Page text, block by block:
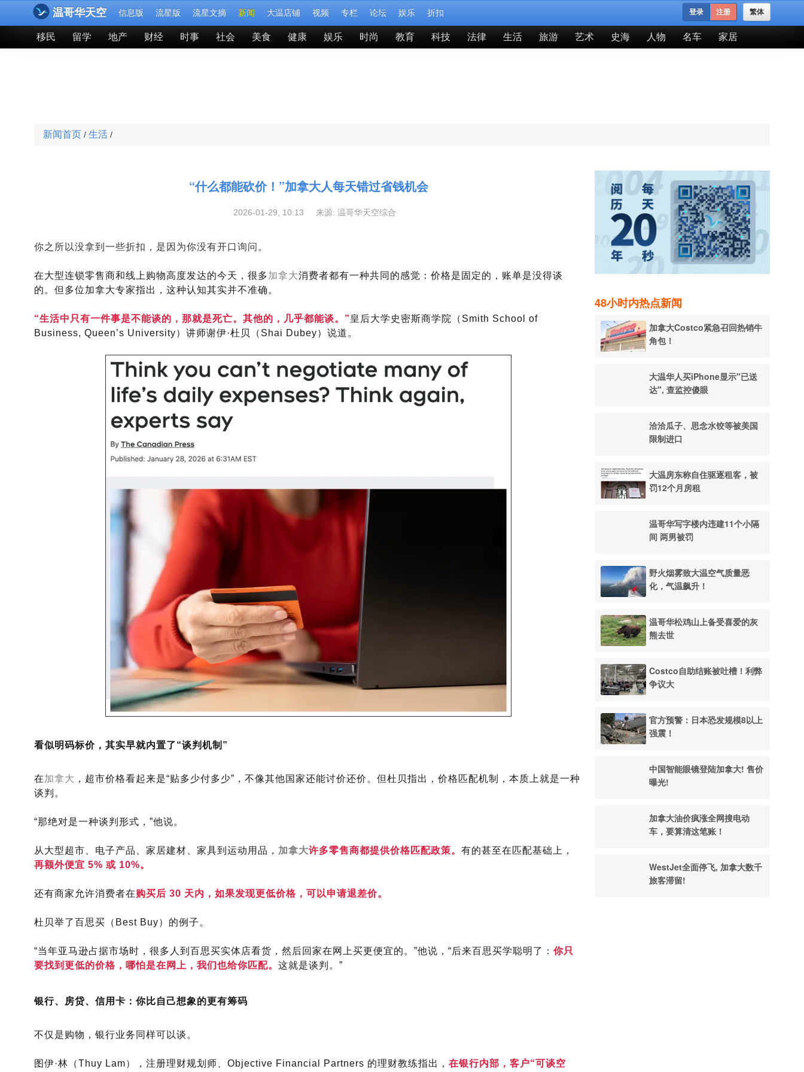
温哥华天空 信息版 流星版 流星文摘 新闻 大温店铺 视频 专栏 论坛 娱乐 折扣 繁体
登录 注册
移民 留学 地产 财经 时事 社会 美食 健康 娱乐 时尚 教育 科技 法律 生活 旅游 艺术 史海 人物 名车 家居
新闻首页 / 生活 /
“什么都能砍价！”加拿大人每天错过省钱机会
2026-01-29, 10:13 来源: 温哥华天空综合
你之所以没拿到一些折扣，是因为你没有开口询问。
在大型连锁零售商和线上购物高度发达的今天，很多加拿大消费者都有一种共同的感觉：价格是固定的，账单是没得谈
的。但多位加拿大专家指出，这种认知其实并不准确。
“生活中只有一件事是不能谈的， 那就是死亡。其他的，几乎都能谈。”皇后大学史密斯商学院（Smith School of
Business, Queen’s University）讲师谢伊·杜贝（Shai Dubey）说道。
看似明码标价，其实早就内置了“谈判机制”
在加拿大 ，超市价格看起来是“贴多少付多少”，不像其他国家还能讨价还价。但杜贝指出， 价格匹配机制，本质上就是一种
谈判。
“那绝对是一种谈判形式，”他说。
从大型超市、电子产品、家居建材、家具到运动用品， 加拿大许多零售商都提供价格匹配政策。 有的甚至在匹配基础上，
再额外便宜 5% 或 10%。
还有商家允许消费者在购买后 30 天内 ，如果发现更低价格，可以申请退差价。
杜贝举了百思买（Best Buy）的例子。
“当年亚马逊占据市场时，很多人到百思买实体店看货，然后回家在网上买更便宜的。”他说，“后来百思买学聪明了： 你只
要找到更低的价格，哪怕是在网上，我们也给你匹配。 这就是谈判。”
银行、房贷、信用卡：你比自己想象的更有筹码
不仅是购物， 银行业务同样可以谈 。
图伊·林（Thuy Lam），注册理财规划师、Objective Financial Partners 的理财教练指出， 在银行内部，客户“可谈空
48小时内热点新闻
加拿大Costco紧急召回热销牛
角包！
大温华人买iPhone显示"已送
达", 查监控傻眼
洽洽瓜子、思念水饺等被美国
限制进口
大温房东称自住驱逐租客，被
罚12个月房租
温哥华写字楼内违建11个小隔
间 两男被罚
野火烟雾致大温空气质量恶
化，气温飙升！
温哥华松鸡山上备受喜爱的灰
熊去世
Costco自助结账被吐槽！利弊
争议大
官方预警：日本恐发规模8以上
强震！
中国智能眼镜登陆加拿大! 售价
曝光!
加拿大油价疯涨全网搜电动
车，要算清这笔账！
WestJet全面停飞, 加拿大数千
旅客滞留!